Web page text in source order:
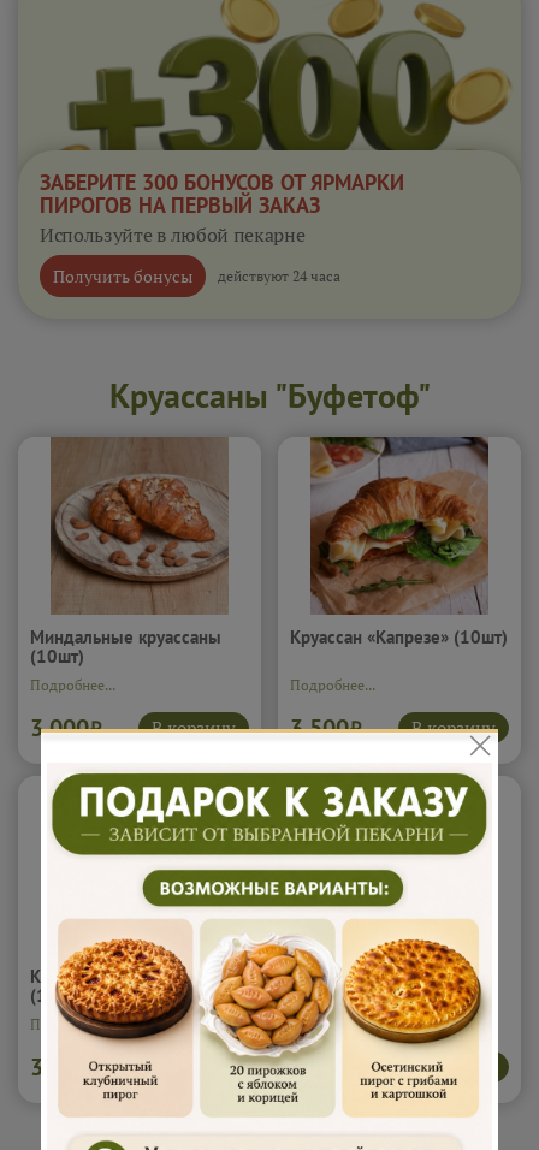
ЗАБЕРИТЕ 300 БОНУСОВ ОТ ЯРМАРКИ
ПИРОГОВ НА ПЕРВЫЙ ЗАКАЗ
Используйте в любой пекарне
Получить бонусы действуют 24 часа
Круассаны "Буфетоф"
Миндальные круассаны
(10шт)
Подробнее...
3 000₽ В корзину
Круассан «Капрезе» (10шт)
Подробнее...
3 500₽ В корзину
Круассан «с Карбонадом»
(10шт)
Подробнее...
3 500 ₽ В корзину
Круассан «С Лососем»
(10шт)
Подробнее...
4 000 В корзину